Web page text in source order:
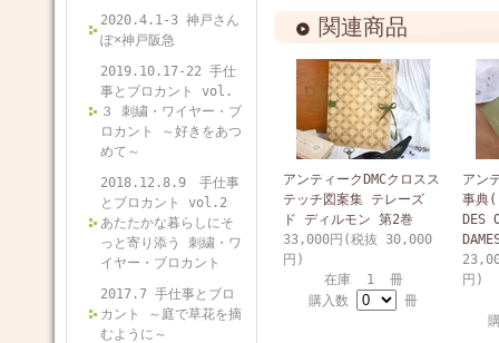
2020.4.1-3 神戸さん
ぽ×神戸阪急
2019.10.17-22 手仕
事とブロカント vol.
３ 刺繍・ワイヤー・ブ
ロカント ～好きをあつ
めて～
2018.12.8.9 手仕事
とブロカント vol.2
あたたかな暮らしにそ
っと寄り添う 刺繍・ワ
イヤー・ブロカント
2017.7 手仕事とブロ
カント ～庭で草花を摘
むように～
関連商品
アンティークDMCクロスス
テッチ図案集 テレーズ
ド ディルモン 第2巻
33,000円(税抜 30,000
円)
在庫 1 冊
購入数
冊
アン
事典(
DES
円)